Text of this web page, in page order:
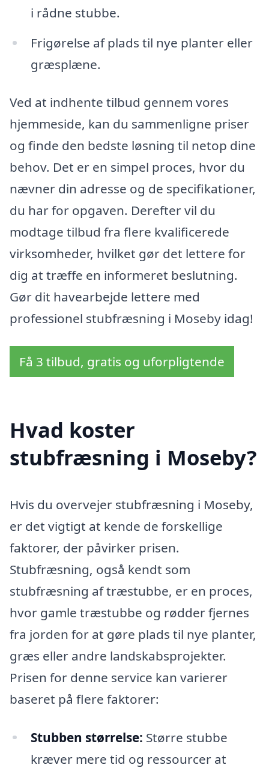
i rådne stubbe.
Frigørelse af plads til nye planter eller
græsplæne.
Ved at indhente tilbud gennem vores
hjemmeside, kan du sammenligne priser
og finde den bedste løsning til netop dine
behov. Det er en simpel proces, hvor du
nævner din adresse og de specifikationer,
du har for opgaven. Derefter vil du
modtage tilbud fra flere kvalificerede
virksomheder, hvilket gør det lettere for
dig at træffe en informeret beslutning.
Gør dit havearbejde lettere med
professionel stubfræsning i Moseby idag!
Få 3 tilbud, gratis og uforpligtende
Hvad koster
stubfræsning i Moseby?
Hvis du overvejer stubfræsning i Moseby,
er det vigtigt at kende de forskellige
faktorer, der påvirker prisen.
Stubfræsning, også kendt som
stubfræsning af træstubbe, er en proces,
hvor gamle træstubbe og rødder fjernes
fra jorden for at gøre plads til nye planter,
græs eller andre landskabsprojekter.
Prisen for denne service kan varierer
baseret på flere faktorer:
Stubben størrelse: Større stubbe
kræver mere tid og ressourcer at